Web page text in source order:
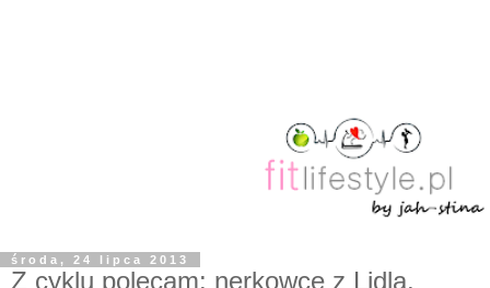
środa, 24 lipca 2013
Z cyklu polecam: nerkowce z Lidla.